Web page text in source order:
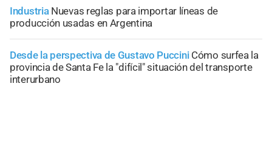
Industria Nuevas reglas para importar líneas de
producción usadas en Argentina
Desde la perspectiva de Gustavo Puccini Cómo surfea la
provincia de Santa Fe la "difícil" situación del transporte
interurbano